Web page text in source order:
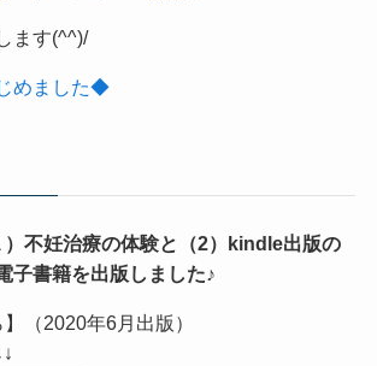
ます(^^)/
めました◆
不妊治療の体験と（2）kindle出版の
子書籍を出版しました♪
（2020年6月出版）